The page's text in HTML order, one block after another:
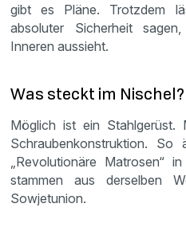
gibt es Pläne. Trotzdem
absoluter Sicherheit
Inneren aussieht.
Was steckt im Nischel?
Möglich ist ein Stahlgerüst.
Schraubenkonstruktion.
„Revolutionäre Matrosen“
stammen aus derselben
Sowjetunion.